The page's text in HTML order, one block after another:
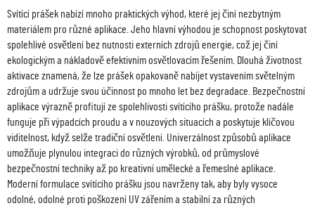
Svítící prášek nabízí mnoho praktických výhod, které jej činí nezbytným
materiálem pro různé aplikace. Jeho hlavní výhodou je schopnost poskytovat
spolehlivé osvětlení bez nutnosti externích zdrojů energie, což jej činí
ekologickým a nákladově efektivním osvětlovacím řešením. Dlouhá životnost
aktivace znamená, že lze prášek opakovaně nabíjet vystavením světelným
zdrojům a udržuje svou účinnost po mnoho let bez degradace. Bezpečnostní
aplikace výrazně profitují ze spolehlivosti svítícího prášku, protože nadále
funguje při výpadcích proudu a v nouzových situacích a poskytuje klíčovou
viditelnost, když selže tradiční osvětlení. Univerzálnost způsobů aplikace
umožňuje plynulou integraci do různých výrobků, od průmyslové
bezpečnostní techniky až po kreativní umělecké a řemeslné aplikace.
Moderní formulace svítícího prášku jsou navrženy tak, aby byly vysoce
odolné, odolné proti poškození UV zářením a stabilní za různých